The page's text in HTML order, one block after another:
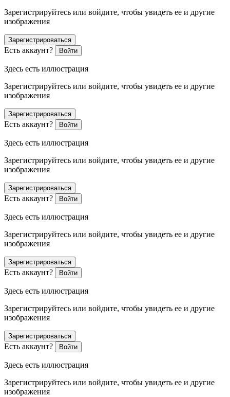
Зарегистрируйтесь или войдите, чтобы увидеть ее и другие
изображения
Зарегистрироваться
Есть аккаунт? Войти
Здесь есть иллюстрация
Зарегистрируйтесь или войдите, чтобы увидеть ее и другие
изображения
Зарегистрироваться
Есть аккаунт? Войти
Здесь есть иллюстрация
Зарегистрируйтесь или войдите, чтобы увидеть ее и другие
изображения
Зарегистрироваться
Есть аккаунт? Войти
Здесь есть иллюстрация
Зарегистрируйтесь или войдите, чтобы увидеть ее и другие
изображения
Зарегистрироваться
Есть аккаунт? Войти
Здесь есть иллюстрация
Зарегистрируйтесь или войдите, чтобы увидеть ее и другие
изображения
Зарегистрироваться
Есть аккаунт? Войти
Здесь есть иллюстрация
Зарегистрируйтесь или войдите, чтобы увидеть ее и другие
изображения